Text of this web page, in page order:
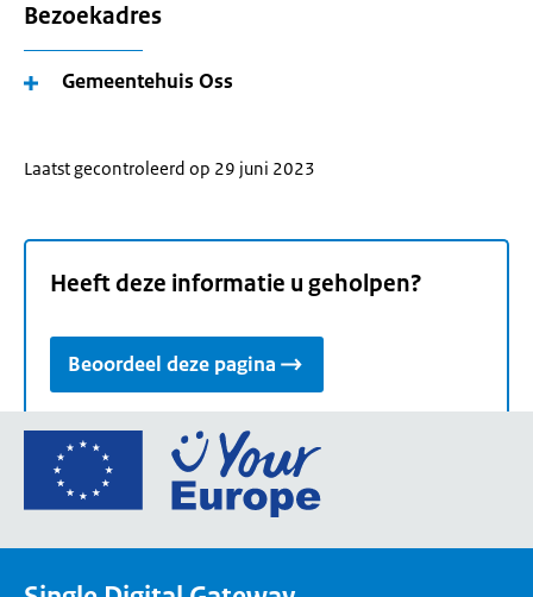
Bezoekadres
Gemeentehuis Oss
Laatst gecontroleerd op 29 juni 2023
Heeft deze informatie u geholpen?
Beoordeel deze pagina
Ga
de